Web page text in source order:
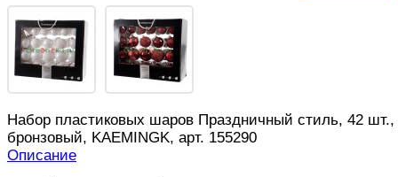
Набор пластиковых шаров Праздничный стиль, 42 шт.,
бронзовый, KAEMINGK, арт. 155290
Описание